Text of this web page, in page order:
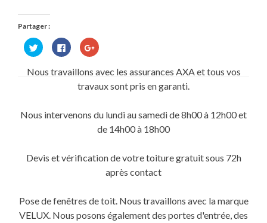
Partager :
Cliquez
pour
partager
Twitter(ouvre
Cliquez
pour
partager
sur
Facebook(ouvre
dans
une
Cliquez
pour
Google+
dans
fenêtre)
Nous travaillons avec les assurances AXA et tous vos
travaux sont pris en garanti.
Nous intervenons du lundi au samedi de 8h00 à 12h00 et
de 14h00 à 18h00
Devis et vérification de votre toiture gratuit sous 72h
après contact
Pose de fenêtres de toit. Nous travaillons avec la marque
VELUX. Nous posons également des portes d'entrée, des